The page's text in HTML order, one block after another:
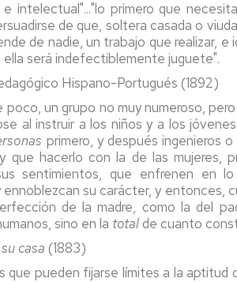
UZ
Normativa
académica
propia
intelectual"..."lo primero que
de que, soltera casada o
de nadie, un trabajo que realizar,
ella será indefectiblemente juguete".
Hispano-Portugués (1892)
poco, un grupo no muy numeroso,
al instruir a los niños y a los
primero, y después ingenieros
que hacerlo con la de las mujeres,
sentimientos, que enfrenen en
su carácter, y entonces,
de la madre, como la del
sino en la totalde cuanto
casa (1883)
que pueden fijarse límites a la aptitud